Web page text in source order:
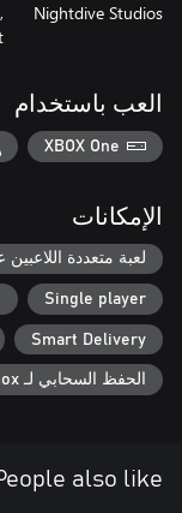
Cerebral Bore, a fan
with your friends.
a fun and visceral
for their character in
combat.
Nightdive Studios
العب باستخدام
XBOX One
الإمكانات
لعبة متعددة اللاعبين
Single player
Smart Delivery
الحفظ السحابي لـ Xbox
also like